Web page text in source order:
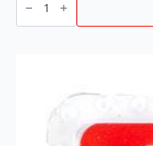
150/
10/14TPI
5P